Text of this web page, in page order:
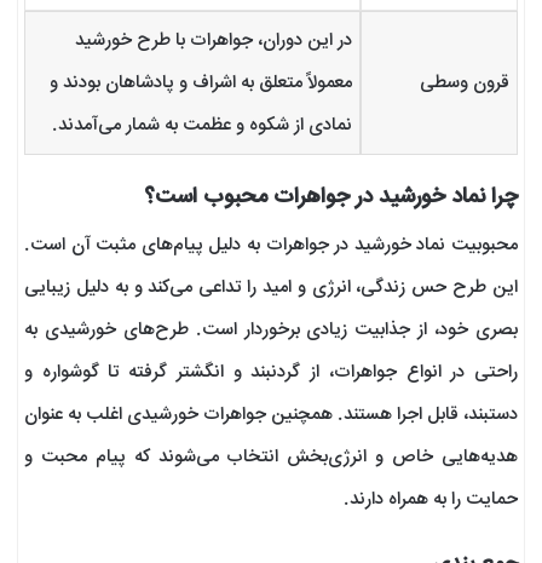
قرون وسطی
در این دوران، جواهرات با طرح خورشید
معمولاً متعلق به اشراف و پادشاهان بودند و
نمادی از شکوه و عظمت به شمار می‌آمدند.
چرا نماد خورشید در جواهرات محبوب است؟
محبوبیت نماد خورشید در جواهرات به دلیل پیام‌های مثبت آن است.
این طرح حس زندگی، انرژی و امید را تداعی می‌کند و به دلیل زیبایی
بصری خود، از جذابیت زیادی برخوردار است. طرح‌های خورشیدی به
راحتی در انواع جواهرات، از گردنبند و انگشتر گرفته تا گوشواره و
دستبند، قابل اجرا هستند. همچنین جواهرات خورشیدی اغلب به عنوان
هدیه‌هایی خاص و انرژی‌بخش انتخاب می‌شوند که پیام محبت و
حمایت را به همراه دارند.